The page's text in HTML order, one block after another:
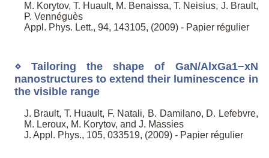
M. Korytov, T. Huault, M. Benaissa, T. Neisius, J. Brault,
P. Vennéguès
Appl. Phys. Lett., 94, 143105, (2009) - Papier régulier
⋄ Tailoring the shape of GaN/AlxGa1−xN
nanostructures to extend their luminescence in
the visible range
J. Brault, T. Huault, F. Natali, B. Damilano, D. Lefebvre,
M. Leroux, M. Korytov, and J. Massies
J. Appl. Phys., 105, 033519, (2009) - Papier régulier